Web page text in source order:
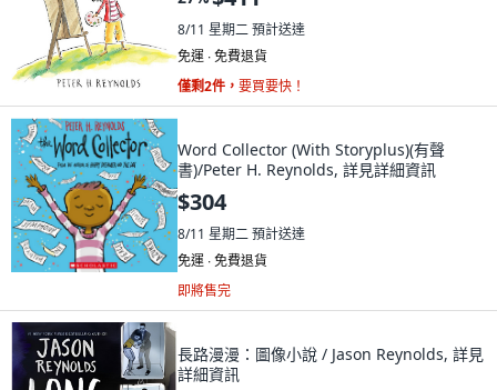
8/11 星期二預計送達
免運 ∙ 免費退貨
僅剩2件， 要買要快！
Word Collector (With Storyplus)(有聲
書)/Peter H. Reynolds, 詳見詳細資訊
$304
8/11 星期二預計送達
免運 ∙ 免費退貨
即將售完
長路漫漫：圖像小說 / Jason Reynolds, 詳見
詳細資訊